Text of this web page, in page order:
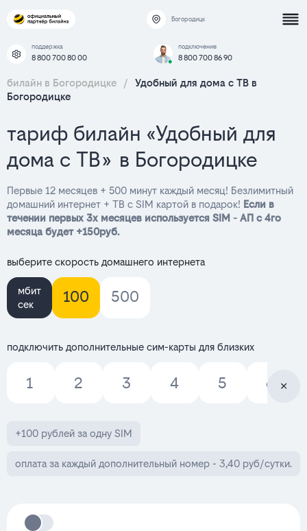
Богородицк
поддержка
8 800 700 80 00
подключение
8 800 700 86 90
билайн в Богородицке /
Удобный для дома с ТВ в
Богородицке
тариф билайн «Удобный для
дома с ТВ» в Богородицке
Первые 12 месяцев + 500 минут каждый месяц! Безлимитный
домашний интернет + ТВ с SIM картой в подарок! Если в
течении первых 3х месяцев используется SIM - АП с 4го
месяца будет +150руб.
выберите скорость домашнего интернета
мбит
сек
100 500
подключить дополнительные сим-карты для близких
1 2 3 4 5 6
+100 рублей за одну SIM
оплата за каждый дополнительный номер - 3,40 руб/сутки.